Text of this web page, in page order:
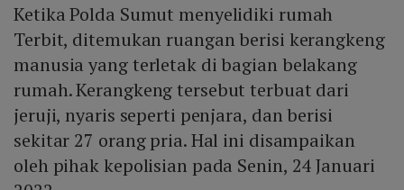
Ketika Polda Sumut menyelidiki rumah
Terbit, ditemukan ruangan berisi kerangkeng
manusia yang terletak di bagian belakang
rumah. Kerangkeng tersebut terbuat dari
jeruji, nyaris seperti penjara, dan berisi
sekitar 27 orang pria. Hal ini disampaikan
oleh pihak kepolisian pada Senin, 24 Januari